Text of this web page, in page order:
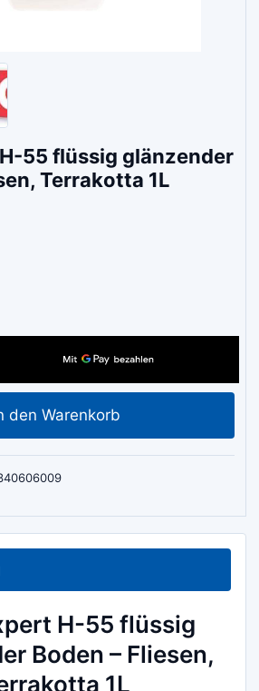
55 flüssig glänzender
Terrakotta 1L
den Warenkorb
H-55 flüssig
Boden – Fliesen,
1L